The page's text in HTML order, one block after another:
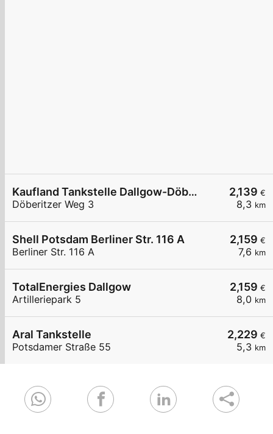
2,139 €
8,3 km
Kaufland Tankstelle Dallgow-Döberitz
Döberitzer Weg 3
2,159 €
7,6 km
Shell Potsdam Berliner Str. 116 A
Berliner Str. 116 A
2,159 €
8,0 km
TotalEnergies Dallgow
Artilleriepark 5
2,229 €
5,3 km
Aral Tankstelle
Potsdamer Straße 55